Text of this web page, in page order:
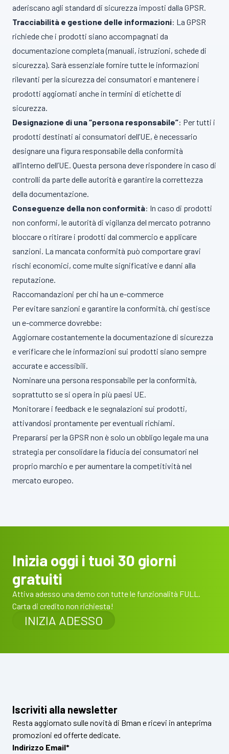
aderiscano agli standard di sicurezza imposti dalla GPSR.
Tracciabilità e gestione delle informazioni: La GPSR
richiede che i prodotti siano accompagnati da
documentazione completa (manuali, istruzioni, schede di
sicurezza). Sarà essenziale fornire tutte le informazioni
rilevanti per la sicurezza dei consumatori e mantenere i
prodotti aggiornati anche in termini di etichette di
sicurezza.
Designazione di una “persona responsabile”: Per tutti i
prodotti destinati ai consumatori dell’UE, è necessario
designare una figura responsabile della conformità
all’interno dell’UE. Questa persona deve rispondere in caso di
controlli da parte delle autorità e garantire la correttezza
della documentazione.
Conseguenze della non conformità: In caso di prodotti
non conformi, le autorità di vigilanza del mercato potranno
bloccare o ritirare i prodotti dal commercio e applicare
sanzioni. La mancata conformità può comportare gravi
rischi economici, come multe significative e danni alla
reputazione.
Raccomandazioni per chi ha un e-commerce
Per evitare sanzioni e garantire la conformità, chi gestisce
un e-commerce dovrebbe:
Aggiornare costantemente la documentazione di sicurezza
e verificare che le informazioni sui prodotti siano sempre
accurate e accessibili.
Nominare una persona responsabile per la conformità,
soprattutto se si opera in più paesi UE.
Monitorare i feedback e le segnalazioni sui prodotti,
attivandosi prontamente per eventuali richiami.
Prepararsi per la GPSR non è solo un obbligo legale ma una
strategia per consolidare la fiducia dei consumatori nel
proprio marchio e per aumentare la competitività nel
mercato europeo.
Inizia oggi i tuoi 30 giorni
gratuiti
Attiva adesso una demo con tutte le funzionalità FULL.
Carta di credito non richiesta!
INIZIA ADESSO
Iscriviti alla newsletter
Resta aggiornato sulle novità di Bman e ricevi in anteprima
promozioni ed offerte dedicate.
Indirizzo Email*